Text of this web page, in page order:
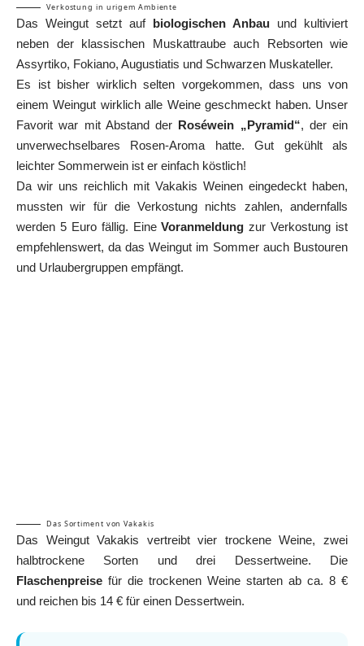
Verkostung in urigem Ambiente
Das Weingut setzt auf biologischen Anbau und kultiviert
neben der klassischen Muskattraube auch Rebsorten wie
Assyrtiko, Fokiano, Augustiatis und Schwarzen Muskateller.
Es ist bisher wirklich selten vorgekommen, dass uns von
einem Weingut wirklich alle Weine geschmeckt haben. Unser
Favorit war mit Abstand der Roséwein „Pyramid“, der ein
unverwechselbares Rosen-Aroma hatte. Gut gekühlt als
leichter Sommerwein ist er einfach köstlich!
Da wir uns reichlich mit Vakakis Weinen eingedeckt haben,
mussten wir für die Verkostung nichts zahlen, andernfalls
werden 5 Euro fällig. EineVoranmeldung zur Verkostung ist
empfehlenswert, da das Weingut im Sommer auch Bustouren
und Urlaubergruppen empfängt.
Das Sortiment von Vakakis
Das Weingut Vakakis vertreibt vier trockene Weine, zwei
halbtrockene Sorten und drei Dessertweine. Die
Flaschenpreise für die trockenen Weine starten ab ca. 8 €
und reichen bis 14 € für einen Dessertwein.